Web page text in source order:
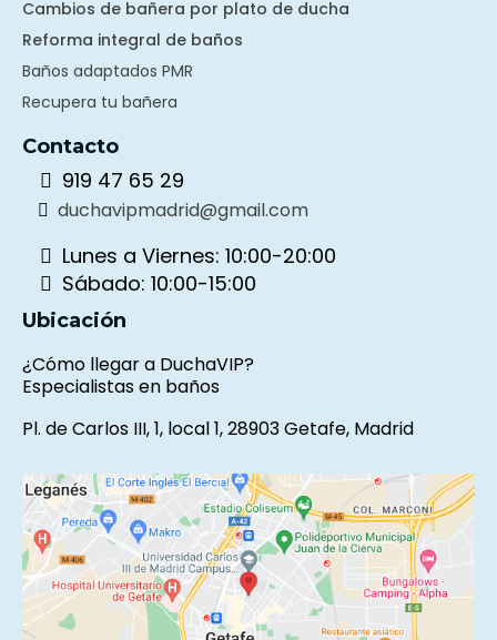
Cambios de bañera por plato de ducha
Reforma integral de baños
Baños adaptados PMR
Recupera tu bañera
Contacto
919 47 65 29
duchavipmadrid@gmail.com
Lunes a Viernes: 10:00-20:00
Sábado: 10:00-15:00
Ubicación
¿Cómo llegar a DuchaVIP?
Especialistas en baños
Pl. de Carlos III, 1, local 1, 28903 Getafe, Madrid